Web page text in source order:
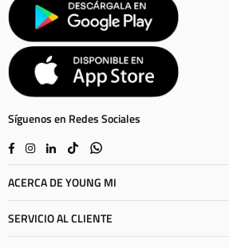
Síguenos en Redes Sociales
FacebookInstagram
LinkedinTikTokWhatsapp
ACERCA DE YOUNG MI
SERVICIO AL CLIENTE